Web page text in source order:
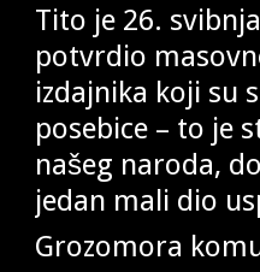
Tito je 26.
potvrdio
izdajnika koji su
posebice – to je
našeg naroda,
jedan mali dio
Grozomora